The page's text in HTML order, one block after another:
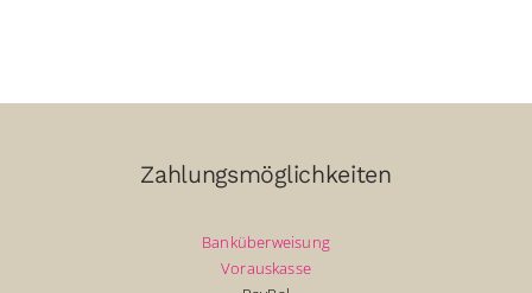
Zahlungsmöglichkeiten
Banküberweisung
Vorauskasse